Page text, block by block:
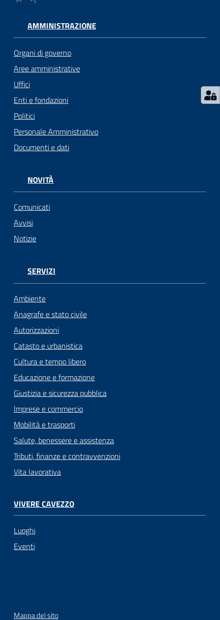
AMMINISTRAZIONE
Organi di governo
Aree amministrative
Uffici
Enti e fondazioni
Politici
Personale Amministrativo
Documenti e dati
NOVITÀ
Comunicati
Avvisi
Notizie
SERVIZI
Ambiente
Anagrafe e stato civile
Autorizzazioni
Catasto e urbanistica
Cultura e tempo libero
Educazione e formazione
Giustizia e sicurezza pubblica
Imprese e commercio
Mobilità e trasporti
Salute, benessere e assistenza
Tributi, finanze e contravvenzioni
Vita lavorativa
VIVERE CAVEZZO
Luoghi
Eventi
Mappa del sito